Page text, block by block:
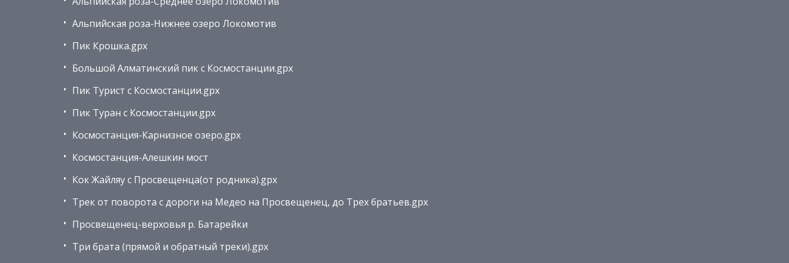
Альпийская роза-Нижнее озеро Локомотив
Пик Крошка.gpx
Большой Алматинский пик с Космостанции.gpx
Пик Турист с Космостанции.gpx
Пик Туран с Космостанции.gpx
Космостанция-Карнизное озеро.gpx
Космостанция-Алешкин мост
Кок Жайляу с Просвещенца(от родника).gpx
Трек от поворота с дороги на Медео на Просвещенец, до Трех братьев.gpx
Просвещенец-верховья р. Батарейки
Три брата (прямой и обратный треки).gpx